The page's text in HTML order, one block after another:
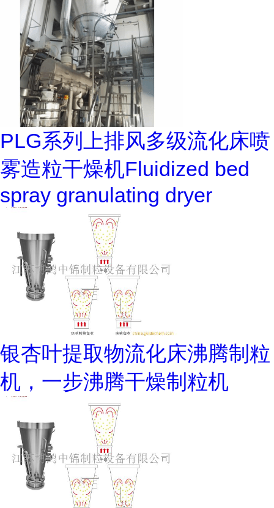
PLG系列上排风多级流化床喷
雾造粒干燥机Fluidized bed
spray granulating dryer
银杏叶提取物流化床沸腾制粒
机，一步沸腾干燥制粒机